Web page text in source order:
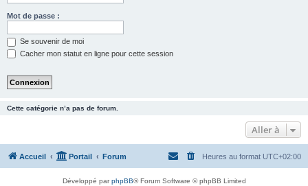
Mot de passe :
Se souvenir de moi
Cacher mon statut en ligne pour cette session
Cette catégorie n’a pas de forum.
Aller à
Accueil Portail Forum Heures au format UTC+02:00
Développé parphpBB® Forum Software © phpBB Limited